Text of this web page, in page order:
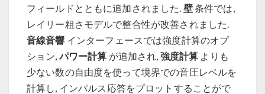
フィールドとともに追加されました. 壁条件では,
レイリー粗さモデルで整合性が改善されました.
音線音響 インターフェースでは強度計算のオプ
ション, パワー計算 が追加され, 強度計算 よりも
少ない数の自由度を使って境界での音圧レベルを
計算し, インパルス応答をプロットすることがで